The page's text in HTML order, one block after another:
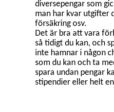
diversepengar som
man har kvar utgifter
försäkring osv.
Det är bra att vara
så tidigt du kan, och
inte hamnar i någon
som du kan och ta
spara undan pengar
stipendier eller helt